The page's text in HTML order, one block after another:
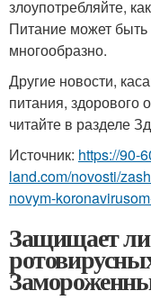
злоупотребляйте,
Питание может
многообразно.
Другие новости,
питания, здорового
читайте в разделе
Источник: https://90-
land.com/novosti/
novym-
Защищает ли